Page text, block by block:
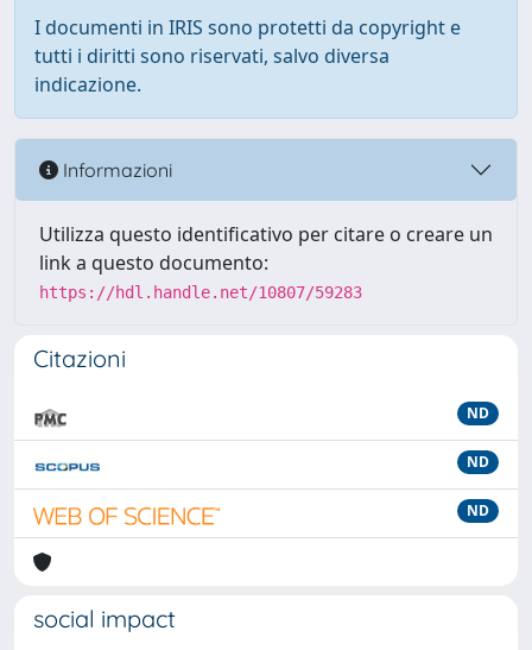
I documenti in IRIS sono protetti da copyright e
tutti i diritti sono riservati, salvo diversa
indicazione.
Informazioni
Utilizza questo identificativo per citare o creare un
link a questo documento:
https://hdl.handle.net/10807/59283
Citazioni
ND
ND
ND
social impact